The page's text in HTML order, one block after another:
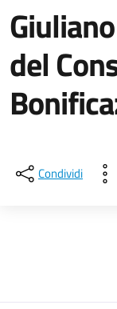
del
Condividi